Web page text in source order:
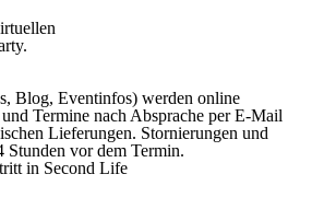
Blog, Eventinfos) werden online
Termine nach Absprache per E‑Mail
Lieferungen. Stornierungen und
Stunden vor dem Termin.